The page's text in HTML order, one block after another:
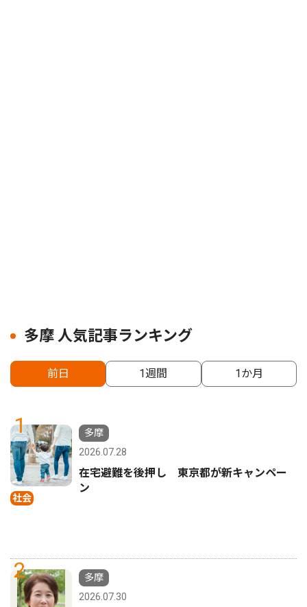
多摩 人気記事ランキング
前日 1週間 1か月
1
社会
多摩
2026.07.28
在宅避難を後押し 東京都が新キャンペー
ン
2
多摩
2026.07.30